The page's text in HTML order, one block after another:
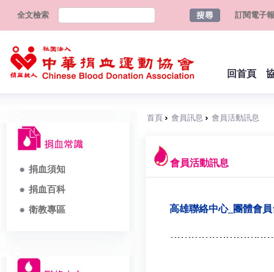
全文檢索 訂閱電子報
回首頁
捐血須知
捐血百科
衛教專區
首頁 會員訊息 會員活動訊息
會員活動訊息
高雄聯絡中心_團體會